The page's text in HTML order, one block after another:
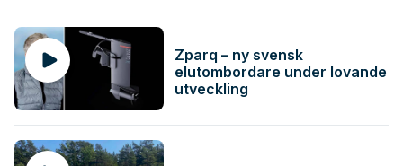
Zparq – ny svensk
elutombordare under lovande
utveckling